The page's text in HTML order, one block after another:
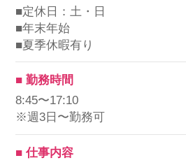
■定休日：土・日
■年末年始
■夏季休暇有り
■ 勤務時間
8:45〜17:10
※週3日〜勤務可
■ 仕事内容